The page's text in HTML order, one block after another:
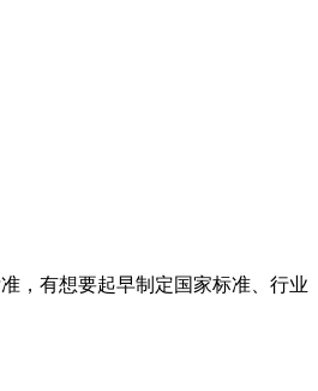
，有想要起早制定国家标准、行业